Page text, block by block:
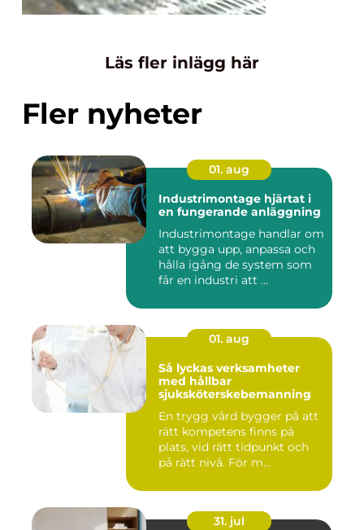
Läs fler inlägg här
Fler nyheter
01. aug
Industrimontage hjärtat i
en fungerande anläggning
Industrimontage handlar om
att bygga upp, anpassa och
hålla igång de system som
får en industri att ...
01. aug
Så lyckas verksamheter
med hållbar
sjuksköterskebemanning
En trygg vård bygger på att
rätt kompetens finns på
plats, vid rätt tidpunkt och
på rätt nivå. För m...
31. jul